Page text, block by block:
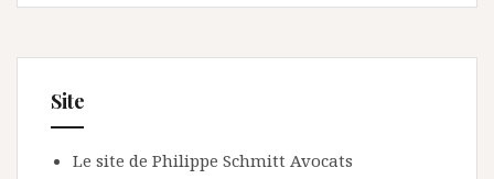
Site
Le site de Philippe Schmitt Avocats